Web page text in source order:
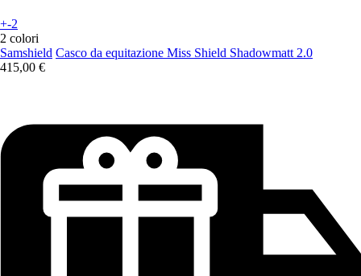
+-2
2 colori
Samshield Casco da equitazione Miss Shield Shadowmatt 2.0
415,00 €